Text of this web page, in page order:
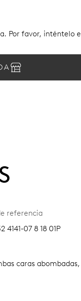
Por favor, inténtelo
referencia
4141-07 8 18 01P
caras